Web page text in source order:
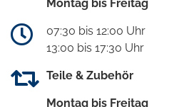
Montag bis Freitag
07:30 bis 12:00 Uhr
13:00 bis 17:30 Uhr
Teile & Zubehör
Montag bis Freitag